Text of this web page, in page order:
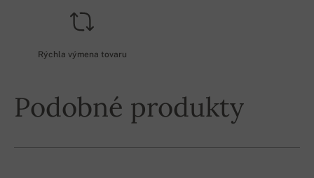
Rýchla výmena tovaru
Podobné produkty